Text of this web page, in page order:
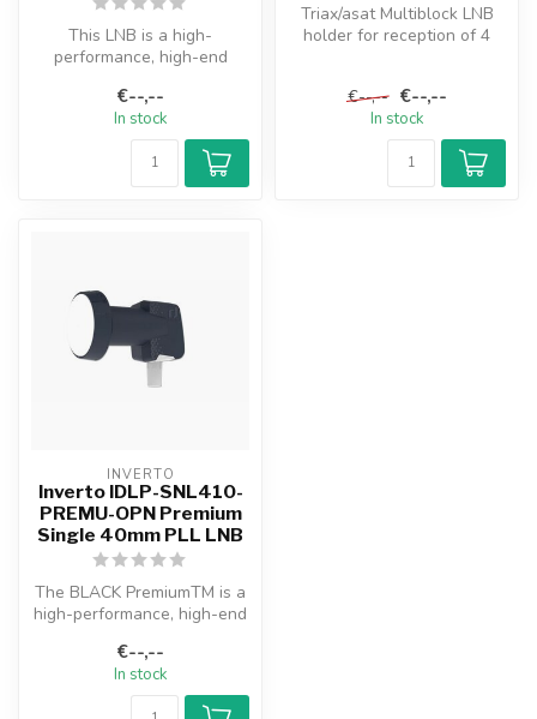
This LNB is a high-
performance, high-end
good propert...
€--,--
In stock
Triax/asat Multiblock LNB
holder for reception of 4
€--,-- €--,--
In stock
INVERTO
Inverto IDLP-SNL410-
PREMU-OPN Premium
Single 40mm PLL LNB
The BLACK PremiumTM is a
high-performance, high-end
L...
€--,--
In stock